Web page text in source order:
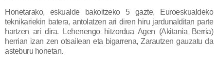
Honetarako, eskualde bakoitzeko 5 gazte, Euroeskualdeko
teknikariekin batera, antolatzen ari diren hiru jardunalditan parte
hartzen ari dira. Lehenengo hitzordua Agen (Akitania Berria)
herrian izan zen otsailean eta bigarrena, Zarautzen gauzatu da
asteburu honetan.